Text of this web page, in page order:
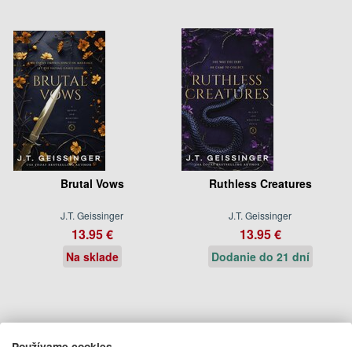
Brutal Vows
J.T. Geissinger
13.95 €
Na sklade
Ruthless Creatures
J.T. Geissinger
13.95 €
Dodanie do 21 dní